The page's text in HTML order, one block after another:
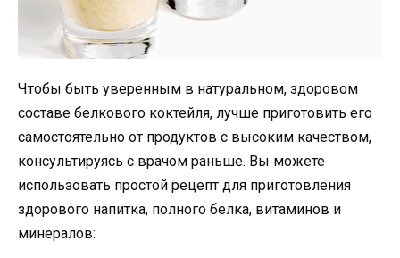
Чтобы быть уверенным в натуральном, здоровом
составе белкового коктейля, лучше приготовить его
самостоятельно от продуктов с высоким качеством,
консультируясь с врачом раньше. Вы можете
использовать простой рецепт для приготовления
здорового напитка, полного белка, витаминов и
минералов: